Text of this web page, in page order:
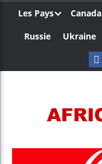
Les Pays Canada
Russie
Ukraine